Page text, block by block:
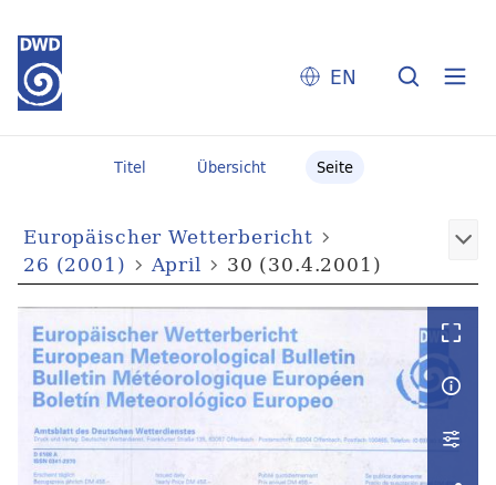
EN
Titel Übersicht Seite
Europäischer Wetterbericht
26 (2001)
April 30 (30.4.2001)